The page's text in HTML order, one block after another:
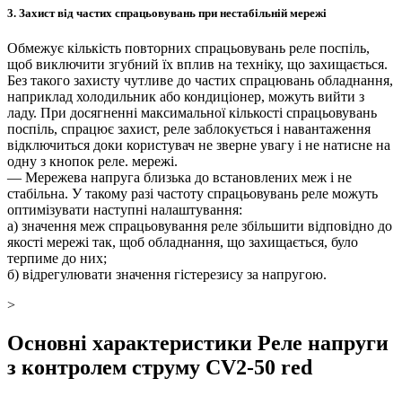
3. Захист від частих спрацьовувань при нестабільній мережі
Обмежує кількість повторних спрацьовувань реле поспіль,
щоб виключити згубний їх вплив на техніку, що захищається.
Без такого захисту чутливе до частих спрацювань обладнання,
наприклад холодильник або кондиціонер, можуть вийти з
ладу. При досягненні максимальної кількості спрацьовувань
поспіль, спрацює захист, реле заблокується і навантаження
відключиться доки користувач не зверне увагу і не натисне на
одну з кнопок реле. мережі.
— Мережева напруга близька до встановлених меж і не
стабільна. У такому разі частоту спрацьовувань реле можуть
оптимізувати наступні налаштування:
а) значення меж спрацьовування реле збільшити відповідно до
якості мережі так, щоб обладнання, що захищається, було
терпиме до них;
б) відрегулювати значення гістерезису за напругою.
>
Основні характеристики Реле напруги
з контролем струму CV2-50 red